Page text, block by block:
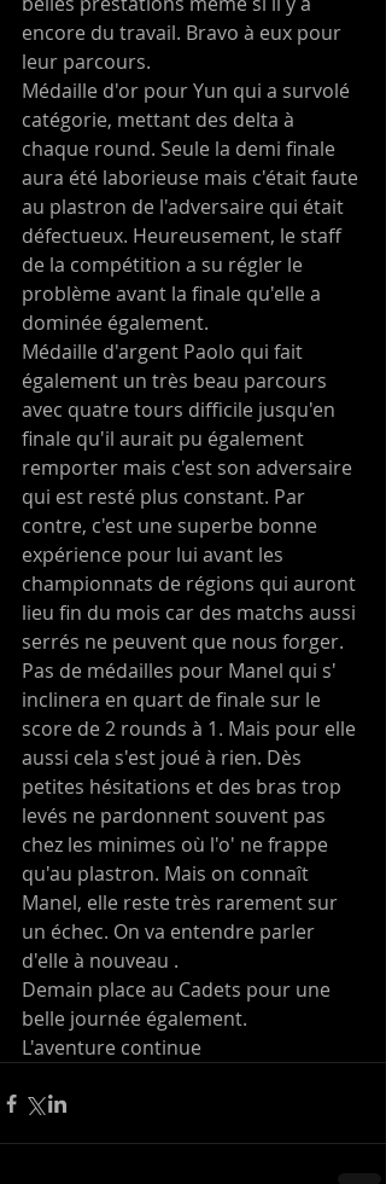
encore du travail. Bravo à eux pour
leur parcours.
Médaille d'or pour Yun qui a survolé
catégorie, mettant des delta à
chaque round. Seule la demi finale
aura été laborieuse mais c'était faute
au plastron de l'adversaire qui était
défectueux. Heureusement, le staff
de la compétition a su régler le
problème avant la finale qu'elle a
dominée également.
Médaille d'argent Paolo qui fait
également un très beau parcours
avec quatre tours difficile jusqu'en
finale qu'il aurait pu également
remporter mais c'est son adversaire
qui est resté plus constant. Par
contre, c'est une superbe bonne
expérience pour lui avant les
championnats de régions qui auront
lieu fin du mois car des matchs aussi
serrés ne peuvent que nous forger.
Pas de médailles pour Manel qui s'
inclinera en quart de finale sur le
score de 2 rounds à 1. Mais pour elle
aussi cela s'est joué à rien. Dès
petites hésitations et des bras trop
levés ne pardonnent souvent pas
chez les minimes où l'o' ne frappe
qu'au plastron. Mais on connaît
Manel, elle reste très rarement sur
un échec. On va entendre parler
d'elle à nouveau .
Demain place au Cadets pour une
belle journée également.
L'aventure continue